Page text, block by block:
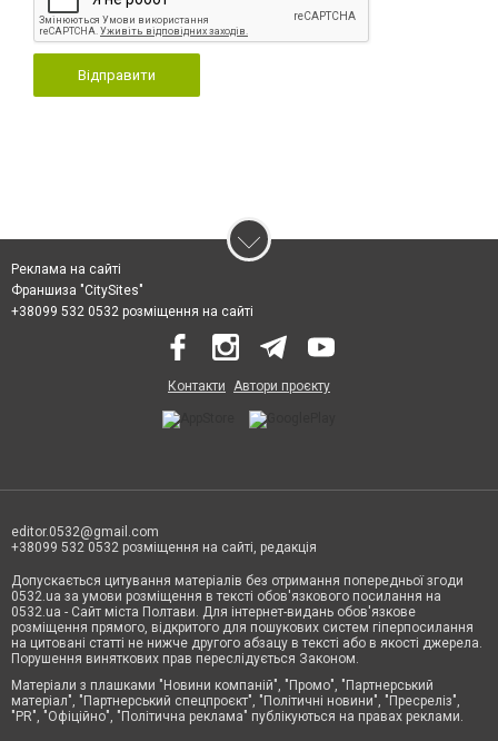
Відправити
Реклама на сайті
Франшиза "CitySites"
+38099 532 0532 розміщення на сайті
Контакти Автори проєкту
editor.0532@gmail.com
+38099 532 0532 розміщення на сайті, редакція
Допускається цитування матеріалів без отримання попередньої згоди
0532.ua за умови розміщення в тексті обов'язкового посилання на
0532.ua - Сайт міста Полтави. Для інтернет-видань обов'язкове
розміщення прямого, відкритого для пошукових систем гіперпосилання
на цитовані статті не нижче другого абзацу в тексті або в якості джерела.
Порушення виняткових прав переслідується Законом.
Матеріали з плашками "Новини компаній", "Промо", "Партнерський
матеріал", "Партнерський спецпроєкт", "Політичні новини", "Пресреліз",
"PR", "Офіційно", "Політична реклама" публікуються на правах реклами.